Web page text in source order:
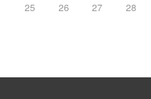
25 26 27 28